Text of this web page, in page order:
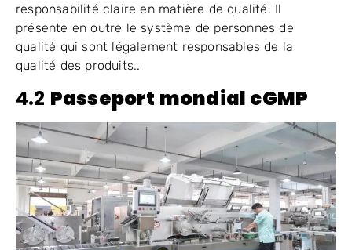
responsabilité claire en matière de qualité. Il
présente en outre le système de personnes de
qualité qui sont légalement responsables de la
qualité des produits..
4.2 Passeport mondial cGMP